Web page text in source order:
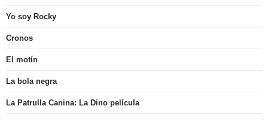
Yo soy Rocky
Cronos
El motín
La bola negra
La Patrulla Canina: La Dino película